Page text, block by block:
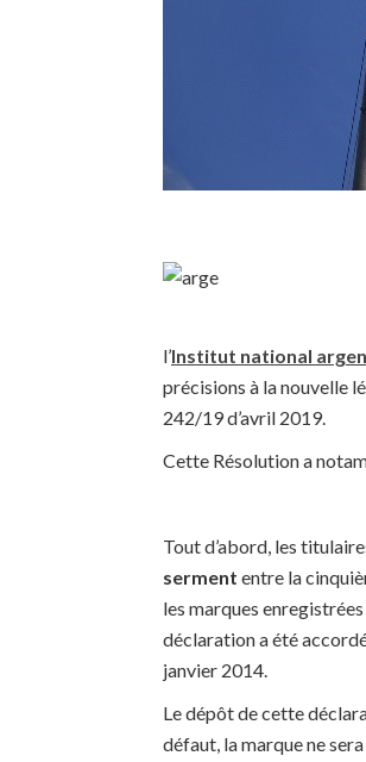
l’Institut national
précisions à la nouvelle
242/19 d’avril 2019.
Cette Résolution a
Tout d’abord, les
serment entre la
les marques
déclaration a été
janvier 2014.
Le dépôt de cette
défaut, la marque ne